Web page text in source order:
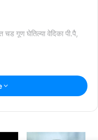
चड गूण घेतिल्या वेदिका पी.पै,
आनी टी.डी.जी.एल.पी. शाळेंतल्या